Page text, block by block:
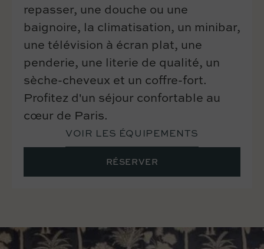
repasser, une douche ou une
baignoire, la climatisation, un minibar,
une télévision à écran plat, une
penderie, une literie de qualité, un
sèche-cheveux et un coffre-fort.
Profitez d'un séjour confortable au
cœur de Paris.
VOIR LES ÉQUIPEMENTS
RÉSERVER